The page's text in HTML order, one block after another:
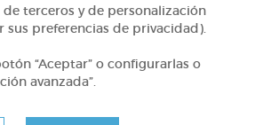
terceros y de personalización
sus preferencias de privacidad).
“Aceptar” o configurarlas o
avanzada”.